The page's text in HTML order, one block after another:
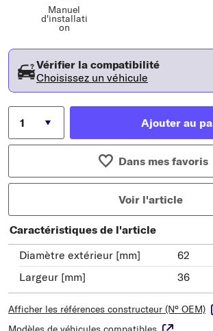
Manuel
d'installati
on
Vérifier la compatibilité
Choisissez un véhicule
Ajouter au
Dans mes favoris
Voir l'article
Caractéristiques de l'article
Diamètre extérieur [mm]
62
Largeur [mm]
36
Afficher les références constructeur (N° OEM)